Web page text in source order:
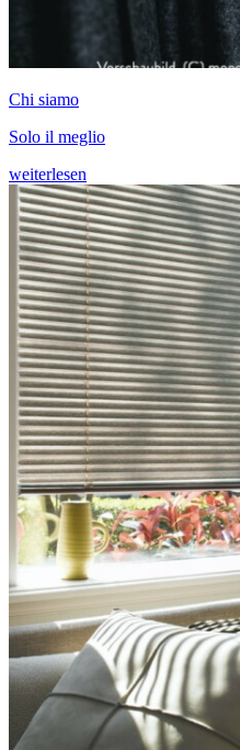
Chi siamo
Solo il meglio
weiterlesen